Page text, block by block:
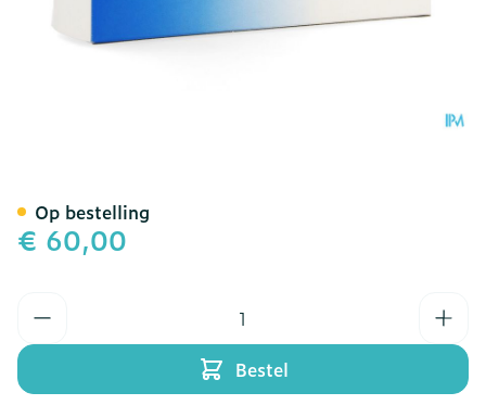
€ 60,00
Bestel
Op bestelling